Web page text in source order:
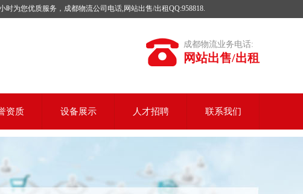
为您优质服务，成都物流公司电话,网站出售/出租QQ:958818.
成都物流业务电话:
网站出售/出租
资质 设备展示 人才招聘 联系我们